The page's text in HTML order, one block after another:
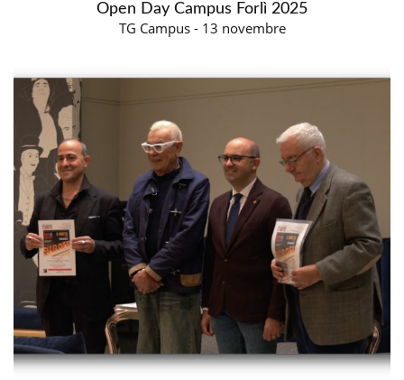
Open Day Campus Forlì 2025
TG Campus - 13 novembre